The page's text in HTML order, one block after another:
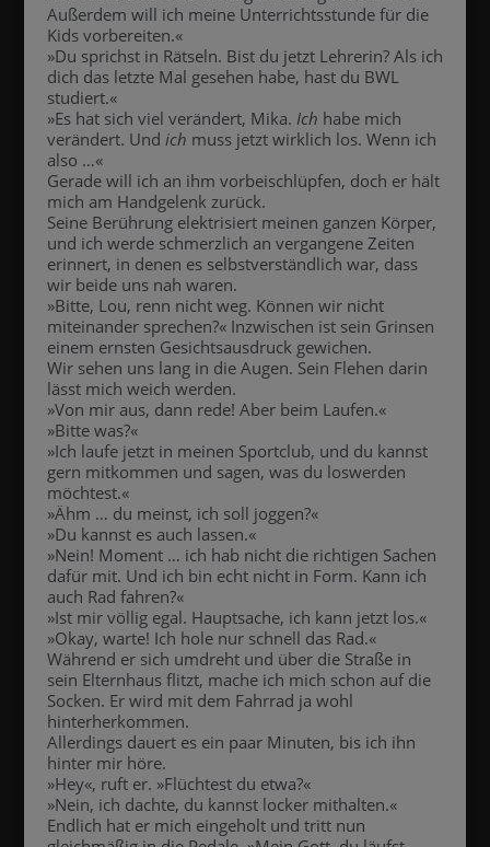
Außerdem will ich meine Unterrichtsstunde für die
Kids vorbereiten.«
»Du sprichst in Rätseln. Bist du jetzt Lehrerin? Als ich
dich das letzte Mal gesehen habe, hast du BWL
studiert.«
»Es hat sich viel verändert, Mika. Ich habe mich
verändert. Und ich muss jetzt wirklich los. Wenn ich
also …«
Gerade will ich an ihm vorbeischlüpfen, doch er hält
mich am Handgelenk zurück.
Seine Berührung elektrisiert meinen ganzen Körper,
und ich werde schmerzlich an vergangene Zeiten
erinnert, in denen es selbstverständlich war, dass
wir beide uns nah waren.
»Bitte, Lou, renn nicht weg. Können wir nicht
miteinander sprechen?« Inzwischen ist sein Grinsen
einem ernsten Gesichtsausdruck gewichen.
Wir sehen uns lang in die Augen. Sein Flehen darin
lässt mich weich werden.
»Von mir aus, dann rede! Aber beim Laufen.«
»Bitte was?«
»Ich laufe jetzt in meinen Sportclub, und du kannst
gern mitkommen und sagen, was du loswerden
möchtest.«
»Ähm … du meinst, ich soll joggen?«
»Du kannst es auch lassen.«
»Nein! Moment … ich hab nicht die richtigen Sachen
dafür mit. Und ich bin echt nicht in Form. Kann ich
auch Rad fahren?«
»Ist mir völlig egal. Hauptsache, ich kann jetzt los.«
»Okay, warte! Ich hole nur schnell das Rad.«
Während er sich umdreht und über die Straße in
sein Elternhaus flitzt, mache ich mich schon auf die
Socken. Er wird mit dem Fahrrad ja wohl
hinterherkommen.
Allerdings dauert es ein paar Minuten, bis ich ihn
hinter mir höre.
»Hey«, ruft er. »Flüchtest du etwa?«
»Nein, ich dachte, du kannst locker mithalten.«
Endlich hat er mich eingeholt und tritt nun